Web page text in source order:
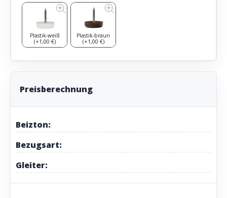
Plastik-weiß
(+1,00 €)
Plastik-braun
(+1,00 €)
Preisberechnung
Beizton:
Bezugsart:
Gleiter: